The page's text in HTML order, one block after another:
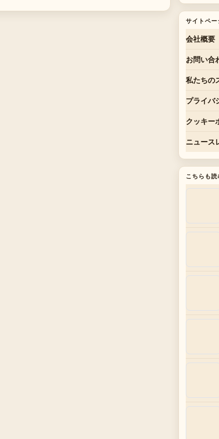
サイトペー
会社概要
お問い合
私たちの
プライバ
クッキー
ニュース
こちらも読